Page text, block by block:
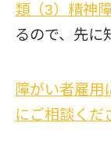
類（3）精神
るので、先に
障がい者雇用
にご相談くだ